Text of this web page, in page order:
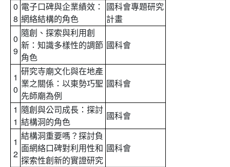
0
8
電子口碑與企業績效：
網絡結構的角色
國科會專題研究
計畫
0
9
隨創、探索與利用創
新：知識多樣性的調節
角色
國科會
1
0
研究寺廟文化與在地產
業之關係：以東勢巧聖
先師廟為例
國科會
1
1
隨創與公司成長：探討
結構洞的角色
國科會
1
2
結構洞重要嗎？探討負
面網絡口碑對利用性和
探索性創新的實證研究
國科會